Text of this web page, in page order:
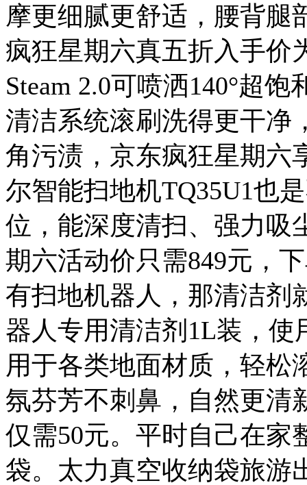
摩更细腻更舒适，腰背腿
疯狂星期六真五折入手价
Steam 2.0可喷洒140°超
清洁系统滚刷洗得更干净
角污渍，京东疯狂星期六
尔智能扫地机TQ35U1也
位，能深度清扫、强力吸
期六活动价只需849元，
有扫地机器人，那清洁剂
器人专用清洁剂1L装，
用于各类地面材质，轻松
氛芬芳不刺鼻，自然更清
仅需50元。平时自己在家
袋。太力真空收纳袋旅游